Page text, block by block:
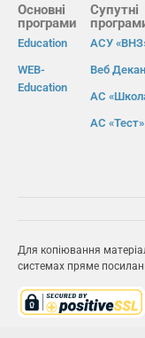
Основні
програми
Education
WEB-
Education
Супутні
АСУ
Веб
АС
АС «Тест»
Для копіювання
системах пряме